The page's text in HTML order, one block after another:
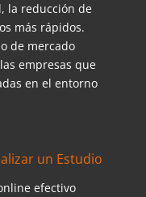
la reducción de
más rápidos.
de mercado
empresas que
en el entorno
un Estudio
efectivo